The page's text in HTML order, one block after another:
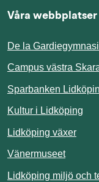
Våra webbplatser
De la
Campus västra
Sparbanken
Kultur i Lidköping
Lidköping växer
Vänermuseet
Lidköping miljö och